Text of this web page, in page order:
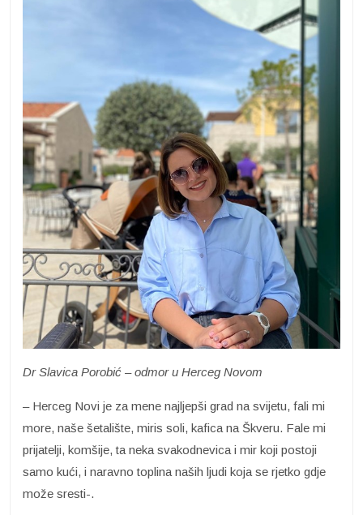
Dr Slavica Porobić – odmor u Herceg Novom
– Herceg Novi je za mene najljepši grad na svijetu, fali mi
more, naše šetalište, miris soli, kafica na Škveru. Fale mi
prijatelji, komšije, ta neka svakodnevica i mir koji postoji
samo kući, i naravno toplina naših ljudi koja se rjetko gdje
može sresti-.